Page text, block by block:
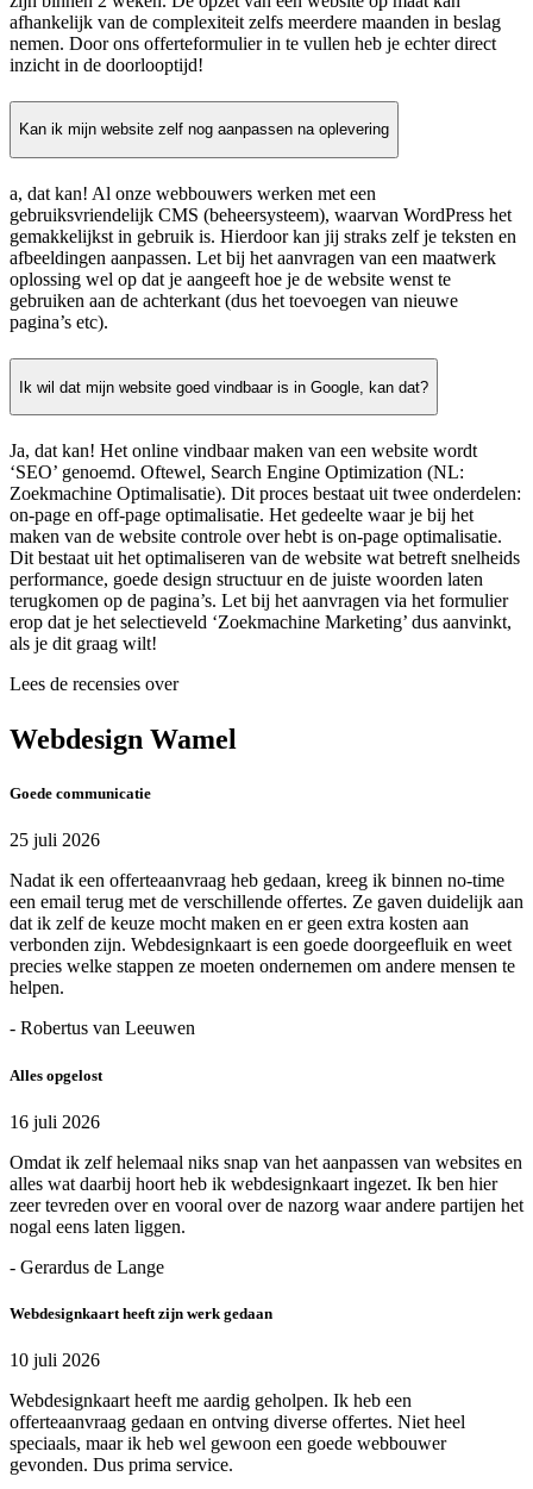
afhankelijk van de complexiteit zelfs meerdere maanden in beslag
nemen. Door ons offerteformulier in te vullen heb je echter direct
inzicht in de doorlooptijd!
Kan ik mijn website zelf nog aanpassen na oplevering
a, dat kan! Al onze webbouwers werken met een
gebruiksvriendelijk CMS (beheersysteem), waarvan WordPress het
gemakkelijkst in gebruik is. Hierdoor kan jij straks zelf je teksten en
afbeeldingen aanpassen. Let bij het aanvragen van een maatwerk
oplossing wel op dat je aangeeft hoe je de website wenst te
gebruiken aan de achterkant (dus het toevoegen van nieuwe
pagina’s etc).
Ik wil dat mijn website goed vindbaar is in Google, kan dat?
Ja, dat kan! Het online vindbaar maken van een website wordt
‘SEO’ genoemd. Oftewel, Search Engine Optimization (NL:
Zoekmachine Optimalisatie). Dit proces bestaat uit twee onderdelen:
on-page en off-page optimalisatie. Het gedeelte waar je bij het
maken van de website controle over hebt is on-page optimalisatie.
Dit bestaat uit het optimaliseren van de website wat betreft snelheids
performance, goede design structuur en de juiste woorden laten
terugkomen op de pagina’s. Let bij het aanvragen via het formulier
erop dat je het selectieveld ‘Zoekmachine Marketing’ dus aanvinkt,
als je dit graag wilt!
Lees de recensies over
Webdesign Wamel
Goede communicatie
25 juli 2026
Nadat ik een offerteaanvraag heb gedaan, kreeg ik binnen no-time
een email terug met de verschillende offertes. Ze gaven duidelijk aan
dat ik zelf de keuze mocht maken en er geen extra kosten aan
verbonden zijn. Webdesignkaart is een goede doorgeefluik en weet
precies welke stappen ze moeten ondernemen om andere mensen te
helpen.
- Robertus van Leeuwen
Alles opgelost
16 juli 2026
Omdat ik zelf helemaal niks snap van het aanpassen van websites en
alles wat daarbij hoort heb ik webdesignkaart ingezet. Ik ben hier
zeer tevreden over en vooral over de nazorg waar andere partijen het
nogal eens laten liggen.
- Gerardus de Lange
Webdesignkaart heeft zijn werk gedaan
10 juli 2026
Webdesignkaart heeft me aardig geholpen. Ik heb een
offerteaanvraag gedaan en ontving diverse offertes. Niet heel
speciaals, maar ik heb wel gewoon een goede webbouwer
gevonden. Dus prima service.